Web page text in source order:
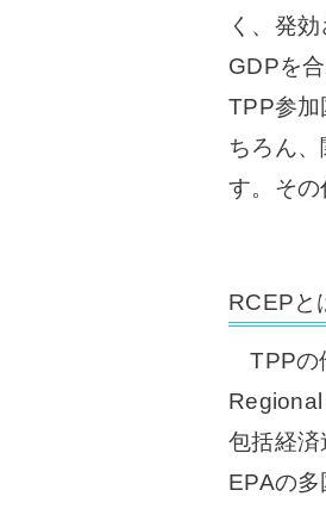
く、発
GDPを
TPP参加
ちろん
す。その
RCEPと
TPPの
包括経済
EPAの多